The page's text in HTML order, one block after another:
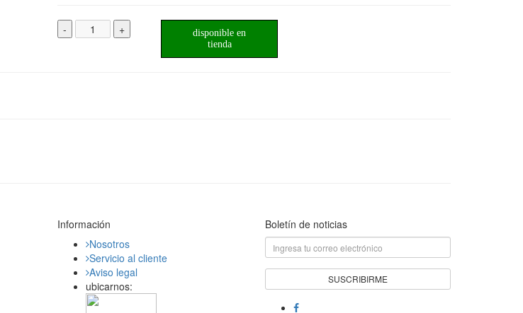
- +
disponible en
tienda
Información
Nosotros
Servicio al cliente
Aviso legal
ubicarnos:
Boletín de noticias